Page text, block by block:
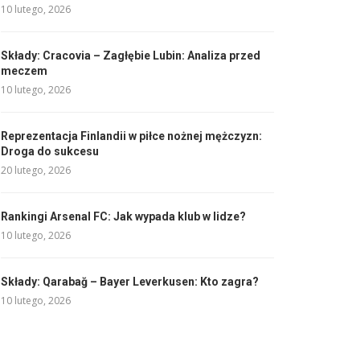
10 lutego, 2026
Składy: Cracovia – Zagłębie Lubin: Analiza przed
meczem
10 lutego, 2026
Reprezentacja Finlandii w piłce nożnej mężczyzn:
Droga do sukcesu
20 lutego, 2026
Rankingi Arsenal FC: Jak wypada klub w lidze?
10 lutego, 2026
Składy: Qarabağ – Bayer Leverkusen: Kto zagra?
10 lutego, 2026